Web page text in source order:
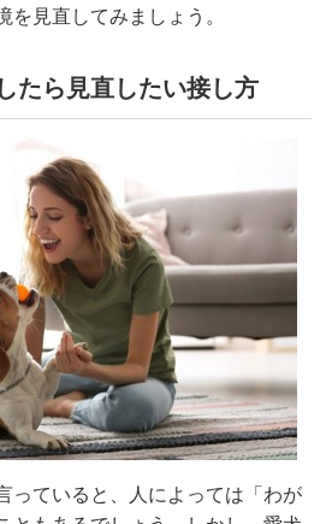
を見直してみましょう。
たら見直したい接し方
っていると、人によっては「わが